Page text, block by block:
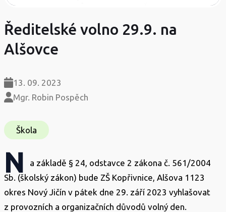
Ředitelské volno 29.9. na
Alšovce
13. 09. 2023
Mgr. Robin Pospěch
Škola
N
a základě § 24, odstavce 2 zákona č. 561/2004
Sb. (školský zákon) bude ZŠ Kopřivnice, Alšova 1123
okres Nový Jičín v pátek dne 29. září 2023 vyhlašovat
z provozních a organizačních důvodů volný den.